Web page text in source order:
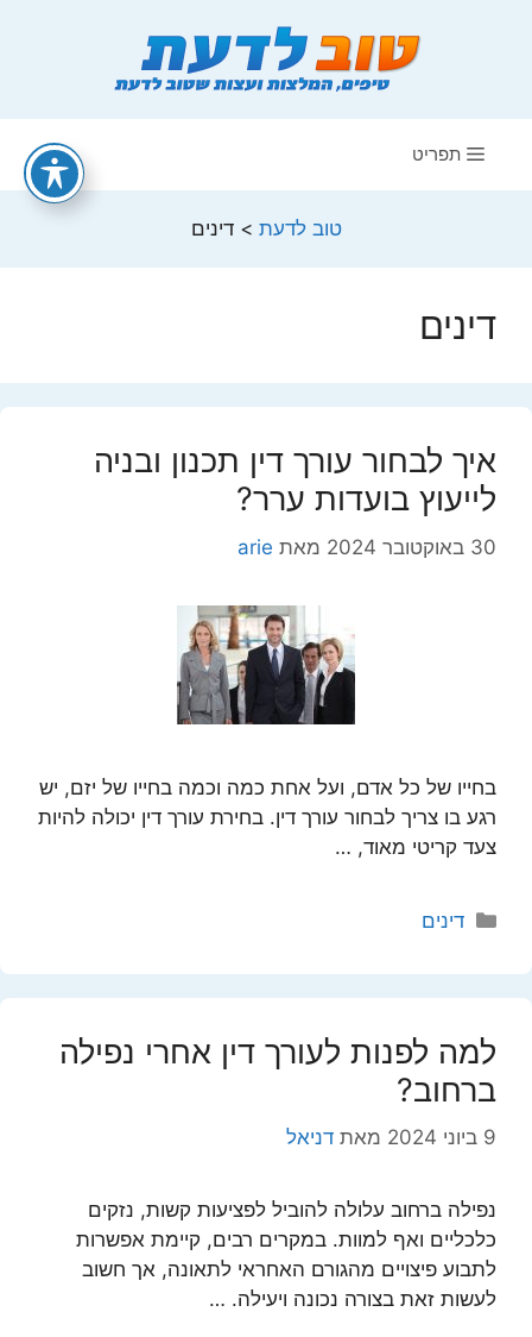
תפריט
טוב לדעת >דינים
דינים
איך לבחור עורך דין תכנון ובניה
לייעוץ בועדות ערר?
30 באוקטובר 2024 מאת arie
בחייו של כל אדם, ועל אחת כמה וכמה בחייו של יזם, יש
רגע בו צריך לבחור עורך דין. בחירת עורך דין יכולה להיות
צעד קריטי מאוד, …
קטגוריות
דינים
למה לפנות לעורך דין אחרי נפילה
ברחוב?
9 ביוני 2024 מאת דניאל
נפילה ברחוב עלולה להוביל לפציעות קשות, נזקים
כלכליים ואף למוות. במקרים רבים, קיימת אפשרות
לתבוע פיצויים מהגורם האחראי לתאונה, אך חשוב
לעשות זאת בצורה נכונה ויעילה. …